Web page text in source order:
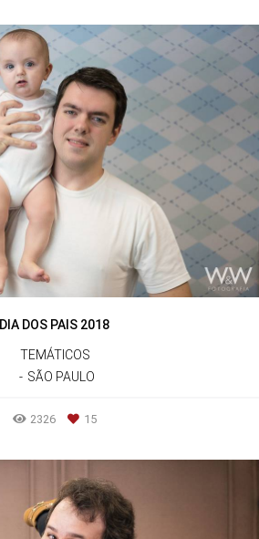
DIA DOS PAIS 2018
TEMÁTICOS
SÃO PAULO
2326 15